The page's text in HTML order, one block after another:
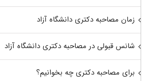
زمان مصاحبه دکتری دانشگاه آزاد
شانس قبولی در مصاحبه دکتری دانشگاه آزاد
برای مصاحبه دکتری چه بخوانیم؟